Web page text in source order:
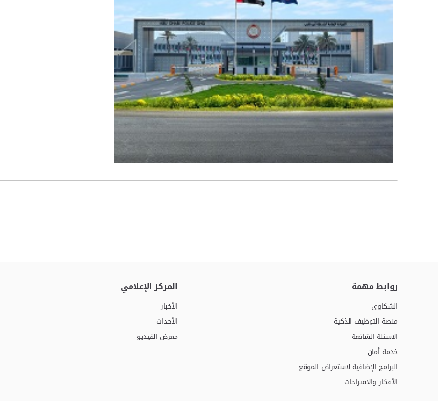
روابط مهمة
الشكاوى
منصة التوظيف الذكية
الاسئلة الشائعة
خدمة أمان
البرامج الإضافية لاستعراض الموقع
الأفكار والاقتراحات
المركز الإعلامي
الأخبار
الأحداث
معرض الفيديو